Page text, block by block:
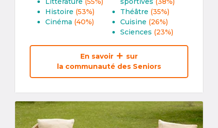
Histoire (53%)
Cinéma (40%)
Théâtre (35%)
Cuisine (26%)
Sciences (23%)
En savoir
sur
la communauté des Seniors